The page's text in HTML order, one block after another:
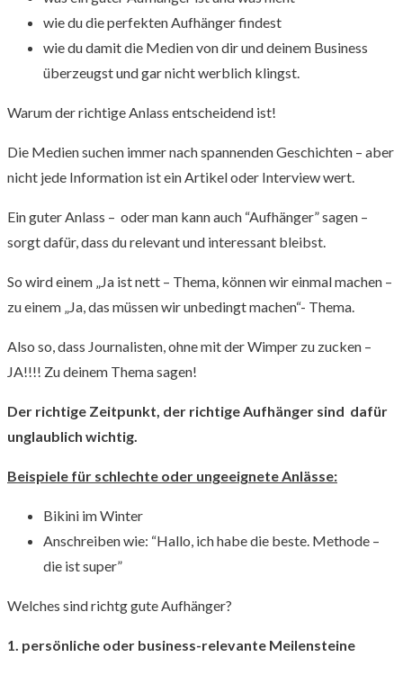
wie du die perfekten Aufhänger findest
wie du damit die Medien von dir und deinem Business
überzeugst und gar nicht werblich klingst.
Warum der richtige Anlass entscheidend ist!
Die Medien suchen immer nach spannenden Geschichten – aber
nicht jede Information ist ein Artikel oder Interview wert.
Ein guter Anlass – oder man kann auch “Aufhänger” sagen –
sorgt dafür, dass du relevant und interessant bleibst.
So wird einem „Ja ist nett – Thema, können wir einmal machen –
zu einem „Ja, das müssen wir unbedingt machen“- Thema.
Also so, dass Journalisten, ohne mit der Wimper zu zucken –
JA!!!! Zu deinem Thema sagen!
Der richtige Zeitpunkt, der richtige Aufhänger sind dafür
unglaublich wichtig.
Beispiele für schlechte oder ungeeignete Anlässe:
Bikini im Winter
Anschreiben wie: “Hallo, ich habe die beste. Methode –
die ist super”
Welches sind richtg gute Aufhänger?
1. persönliche oder business-relevante Meilensteine